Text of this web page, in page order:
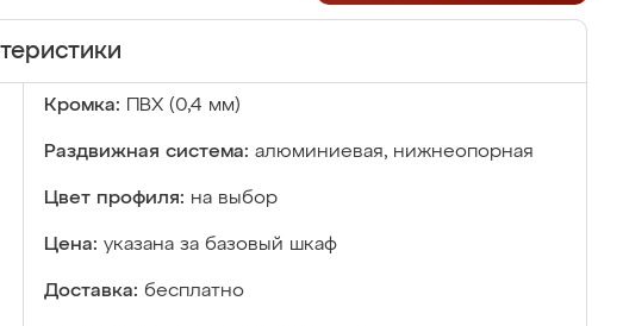
Кромка: ПВХ (0,4 мм)
Раздвижная система: алюминиевая, нижнеопорная
Цвет профиля: на выбор
Цена: указана за базовый шкаф
Доставка: бесплатно